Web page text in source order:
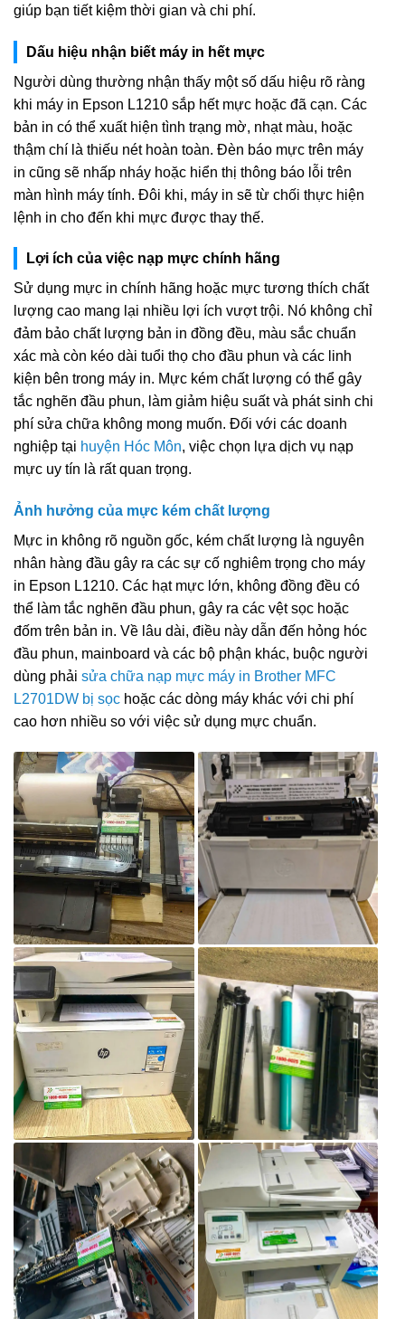
giúp bạn tiết kiệm thời gian và chi phí.
Dấu hiệu nhận biết máy in hết mực
Người dùng thường nhận thấy một số dấu hiệu rõ ràng
khi máy in Epson L1210 sắp hết mực hoặc đã cạn. Các
bản in có thể xuất hiện tình trạng mờ, nhạt màu, hoặc
thậm chí là thiếu nét hoàn toàn. Đèn báo mực trên máy
in cũng sẽ nhấp nháy hoặc hiển thị thông báo lỗi trên
màn hình máy tính. Đôi khi, máy in sẽ từ chối thực hiện
lệnh in cho đến khi mực được thay thế.
Lợi ích của việc nạp mực chính hãng
Sử dụng mực in chính hãng hoặc mực tương thích chất
lượng cao mang lại nhiều lợi ích vượt trội. Nó không chỉ
đảm bảo chất lượng bản in đồng đều, màu sắc chuẩn
xác mà còn kéo dài tuổi thọ cho đầu phun và các linh
kiện bên trong máy in. Mực kém chất lượng có thể gây
tắc nghẽn đầu phun, làm giảm hiệu suất và phát sinh chi
phí sửa chữa không mong muốn. Đối với các doanh
nghiệp tại huyện Hóc Môn, việc chọn lựa dịch vụ nạp
mực uy tín là rất quan trọng.
Ảnh hưởng của mực kém chất lượng
Mực in không rõ nguồn gốc, kém chất lượng là nguyên
nhân hàng đầu gây ra các sự cố nghiêm trọng cho máy
in Epson L1210. Các hạt mực lớn, không đồng đều có
thể làm tắc nghẽn đầu phun, gây ra các vệt sọc hoặc
đốm trên bản in. Về lâu dài, điều này dẫn đến hỏng hóc
đầu phun, mainboard và các bộ phận khác, buộc người
dùng phải sửa chữa nạp mực máy in Brother MFC
L2701DW bị sọc hoặc các dòng máy khác với chi phí
cao hơn nhiều so với việc sử dụng mực chuẩn.